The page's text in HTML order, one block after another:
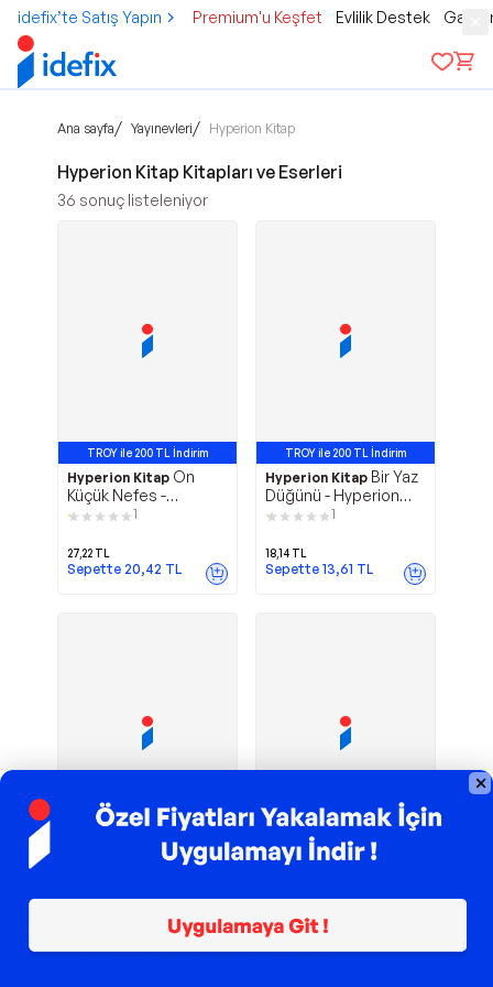
idefix’te Satış Yapın Premium'u Keşfet Evlilik Destek
Ana sayfa/ Yayınevleri/ Hyperion Kitap
Hyperion Kitap Kitapları ve Eserleri
36 sonuç listeleniyor
TROY ile 200 TL İndirim
Hyperion Kitap On
Küçük Nefes -
Hyperion Kitap
1
27,22 TL
Sepette 20,42 TL
TROY ile 200 TL İndirim
Hyperion Kitap Bir Yaz
Düğünü - Hyperion
Kitap
1
18,14 TL
Sepette 13,61 TL
TROY ile 200 TL İndirim
Hyperion Kitap
TROY ile 200 TL İndirim
Hyperion Kitap
Hayatta Kalanlar -
Hyperion Kitap